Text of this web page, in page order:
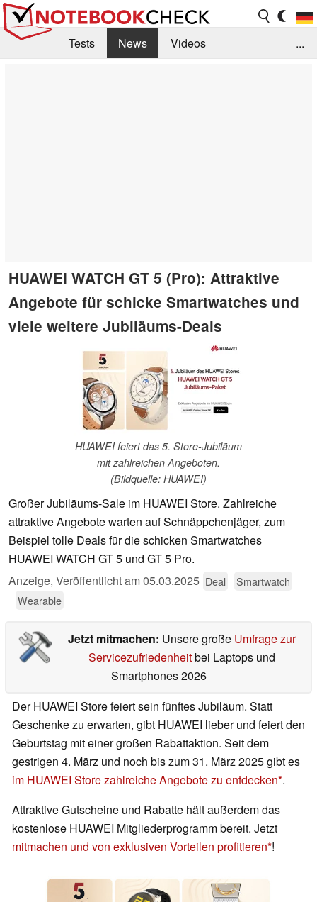
Tests News
Videos
...
HUAWEI WATCH GT 5 (Pro): Attraktive
Angebote für schicke Smartwatches und
viele weitere Jubiläums-Deals
HUAWEI feiert das 5. Store-Jubiläum
mit zahlreichen Angeboten.
(Bildquelle: HUAWEI)
Großer Jubiläums-Sale im HUAWEI Store. Zahlreiche
attraktive Angebote warten auf Schnäppchenjäger, zum
Beispiel tolle Deals für die schicken Smartwatches
HUAWEI WATCH GT 5 und GT 5 Pro.
Anzeige, Veröffentlicht am05.03.2025 Deal
Smartwatch
Wearable
Jetzt mitmachen: Unsere große Umfrage zur
Servicezufriedenheitbei Laptops und
Smartphones 2026
Der HUAWEI Store feiert sein fünftes Jubiläum. Statt
Geschenke zu erwarten, gibt HUAWEI lieber und feiert den
Geburtstag mit einer großen Rabattaktion. Seit dem
gestrigen 4. März und noch bis zum 31. März 2025 gibt es
im HUAWEI Store zahlreiche Angebote zu entdecken .
Attraktive Gutscheine und Rabatte hält außerdem das
kostenlose HUAWEI Mitgliederprogramm bereit. Jetzt
mitmachen und von exklusiven Vorteilen profitieren !